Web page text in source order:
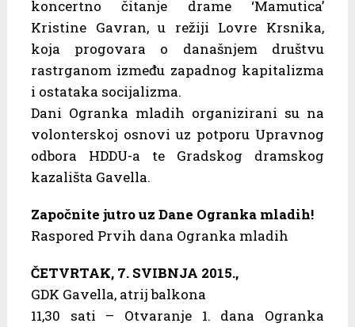
koncertno čitanje drame ‘Mamutica’
Kristine Gavran, u režiji Lovre Krsnika,
koja progovara o današnjem društvu
rastrganom između zapadnog kapitalizma
i ostataka socijalizma.
Dani Ogranka mladih organizirani su na
volonterskoj osnovi uz potporu Upravnog
odbora HDDU-a te Gradskog dramskog
kazališta Gavella.
Započnite jutro uz Dane Ogranka mladih!
Raspored Prvih dana Ogranka mladih
ČETVRTAK, 7. SVIBNJA 2015.,
GDK Gavella, atrij balkona
11,30 sati – Otvaranje 1. dana Ogranka